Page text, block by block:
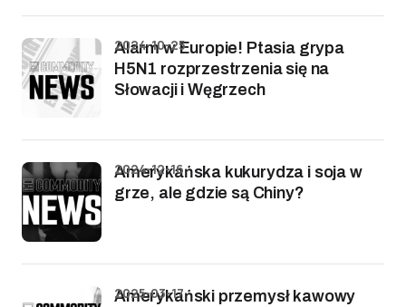
Alarm w Europie! Ptasia grypa
H5N1 rozprzestrzenia się na
Słowacji i Węgrzech
2024-10-25
Amerykańska kukurydza i soja w
grze, ale gdzie są Chiny?
2024-12-16
Amerykański przemysł kawowy
2025-03-17